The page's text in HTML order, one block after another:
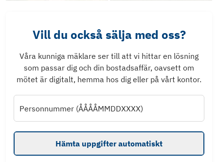
Vill du också sälja med oss?
Våra kunniga mäklare ser till att vi hittar en lösning
som passar dig och din bostadsaffär, oavsett om
mötet är digitalt, hemma hos dig eller på vårt kontor.
Personnummer (ÅÅÅÅMMDDXXXX)
Hämta uppgifter automatiskt